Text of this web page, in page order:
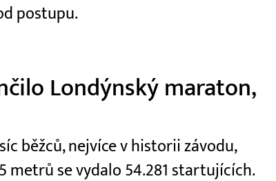
postupu.
Londýnský maraton,
běžců, nejvíce v historii závodu,
metrů se vydalo 54.281 startujících.